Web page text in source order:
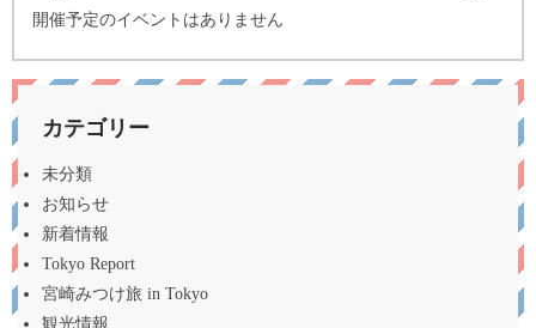
開催予定のイベントはありません
カテゴリー
未分類
お知らせ
新着情報
Tokyo Report
宮崎みつけ旅 in Tokyo
観光情報